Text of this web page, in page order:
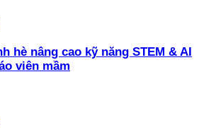
hè nâng cao kỹ năng STEM & AI
viên mầm